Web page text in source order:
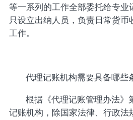
等一系列的工作全部委托给专业
只设立出纳人员，负责日常货
工作。
代理记账机构需要具备哪些
根据《代理记账管理办法》
记账机构，除国家法律、行政法